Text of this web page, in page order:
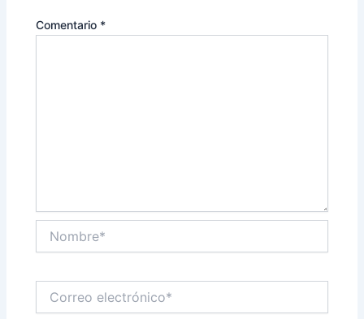
Comentario *
electrónico*